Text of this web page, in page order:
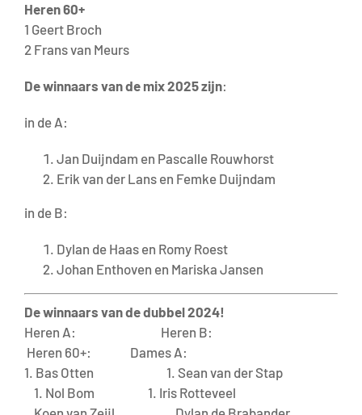
Heren 60+
1 Geert Broch
2 Frans van Meurs
De winnaars van de mix 2025 zijn:
in de A:
Jan Duijndam en Pascalle Rouwhorst
Erik van der Lans en Femke Duijndam
in de B:
Dylan de Haas en Romy Roest
Johan Enthoven en Mariska Jansen
De winnaars van de dubbel 2024!
Heren A: Heren B:
Heren 60+: Dames A:
1. Bas Otten 1. Sean van der Stap
1. Nol Bom 1. Iris Rotteveel